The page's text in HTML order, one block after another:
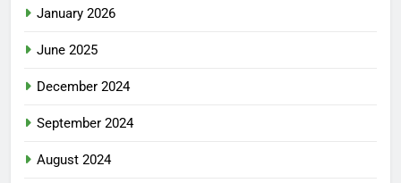
January 2026
June 2025
December 2024
September 2024
August 2024